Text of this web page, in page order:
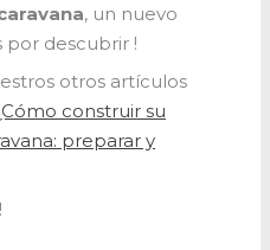
, un nuevo
por descubrir !
otros artículos
construir su
preparar y
!